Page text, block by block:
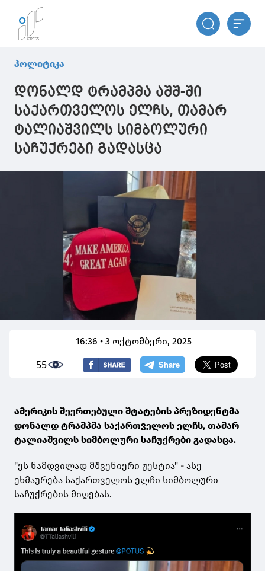
პოლიტიკა
დონალდ ტრამპმა აშშ-ში
საქართველოს ელჩს, თამარ
ტალიაშვილს სიმბოლური
საჩუქრები გადასცა
16:36 • 3 ოქტომბერი, 2025
55
ამერიკის შეერთებული შტატების პრეზიდენტმა
დონალდ ტრამპმა საქართველოს ელჩს, თამარ
ტალიაშვილს სიმბოლური საჩუქრები გადასცა.
"ეს ნამდვილად მშვენიერი ჟესტია" - ასე
ეხმაურება საქართველოს ელჩი სიმბოლური
საჩუქრების მიღებას.